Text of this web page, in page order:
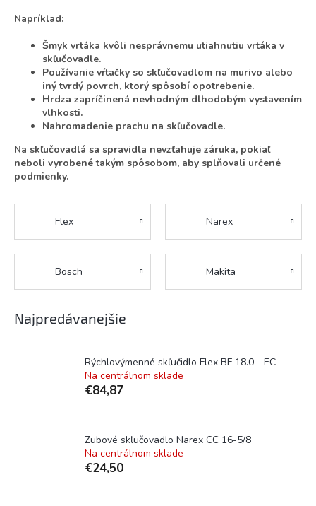
Napríklad:
Šmyk vrtáka kvôli nesprávnemu utiahnutiu vrtáka v
skľučovadle.
Používanie vŕtačky so skľučovadlom na murivo alebo
iný tvrdý povrch, ktorý spôsobí opotrebenie.
Hrdza zapríčinená nevhodným dlhodobým vystavením
vlhkosti.
Nahromadenie prachu na skľučovadle.
Na skľučovadlá sa spravidla nevzťahuje záruka, pokiaľ
neboli vyrobené takým spôsobom, aby splňovali určené
podmienky.
Flex Narex
Bosch Makita
Najpredávanejšie
Rýchlovýmenné skľučidlo Flex BF 18.0 - EC
Na centrálnom sklade
€84,87
Zubové skľučovadlo Narex CC 16-5/8
Na centrálnom sklade
€24,50